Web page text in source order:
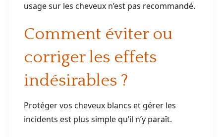
usage sur les cheveux n’est pas recommandé.
Comment éviter ou
corriger les effets
indésirables ?
Protéger vos cheveux blancs et gérer les
incidents est plus simple qu’il n’y paraît.